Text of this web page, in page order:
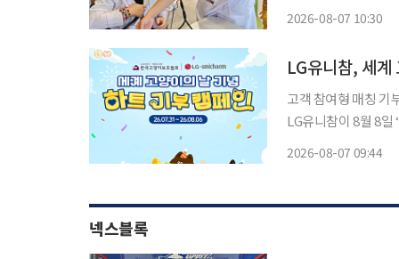
2026-08-07 10:30
LG유니참, 세
고객 참여형 매칭 기
LG유니참이 8월 8일
2026-08-07 09:44
넥스블록